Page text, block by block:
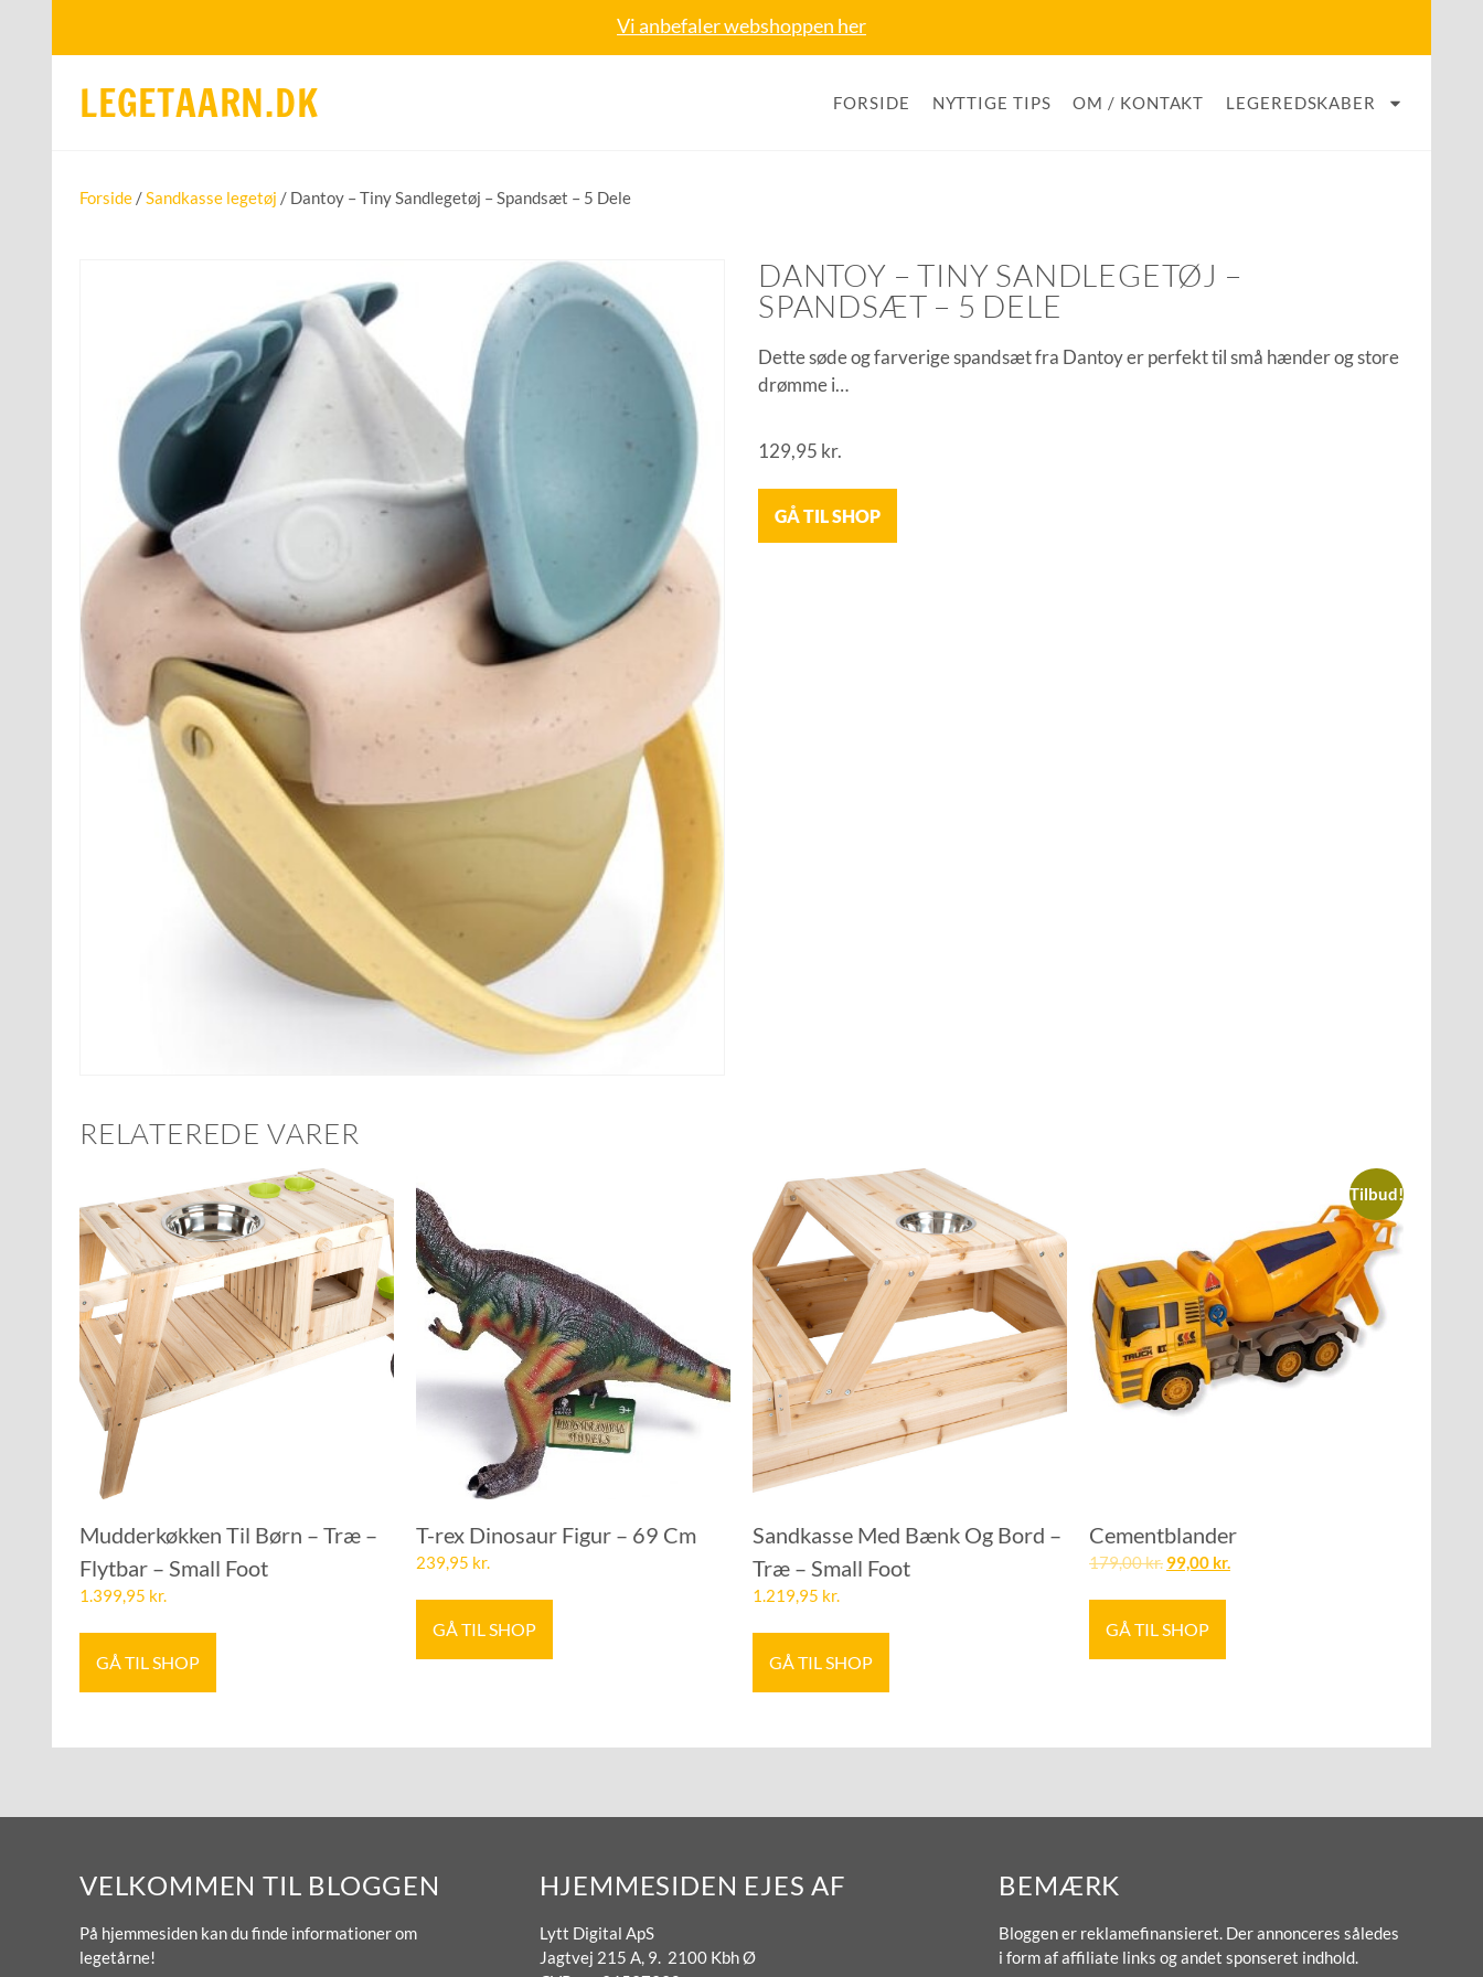
Vi anbefaler webshoppen her
LEGETAARN.DK FORSIDE NYTTIGE TIPS OM / KONTAKT LEGEREDSKABER
Forside /Sandkasse legetøj / Dantoy – Tiny Sandlegetøj – Spandsæt – 5 Dele
DANTOY – TINY SANDLEGETØJ –
SPANDSÆT – 5 DELE
Dette søde og farverige spandsæt fra Dantoy er perfekt til små hænder og store
drømme i…
129,95 kr.
GÅ TIL SHOP
RELATEREDE VARER
Mudderkøkken Til Børn – Træ –
Flytbar – Small Foot
1.399,95 kr.
GÅ TIL SHOP
T-rex Dinosaur Figur – 69 Cm
239,95 kr.
GÅ TIL SHOP
Sandkasse Med Bænk Og Bord –
Træ – Small Foot
1.219,95 kr.
GÅ TIL SHOP
Tilbud!
Cementblander
179,00kr. 99,00 kr.
GÅ TIL SHOP
VELKOMMEN TIL BLOGGEN
På hjemmesiden kan du finde informationer om
legetårne!
HJEMMESIDEN EJES AF
Lytt Digital ApS
Jagtvej 215 A, 9. 2100 Kbh Ø
BEMÆRK
Bloggen er reklamefinansieret. Der annonceres således
i form af affiliate links og andet sponseret indhold.